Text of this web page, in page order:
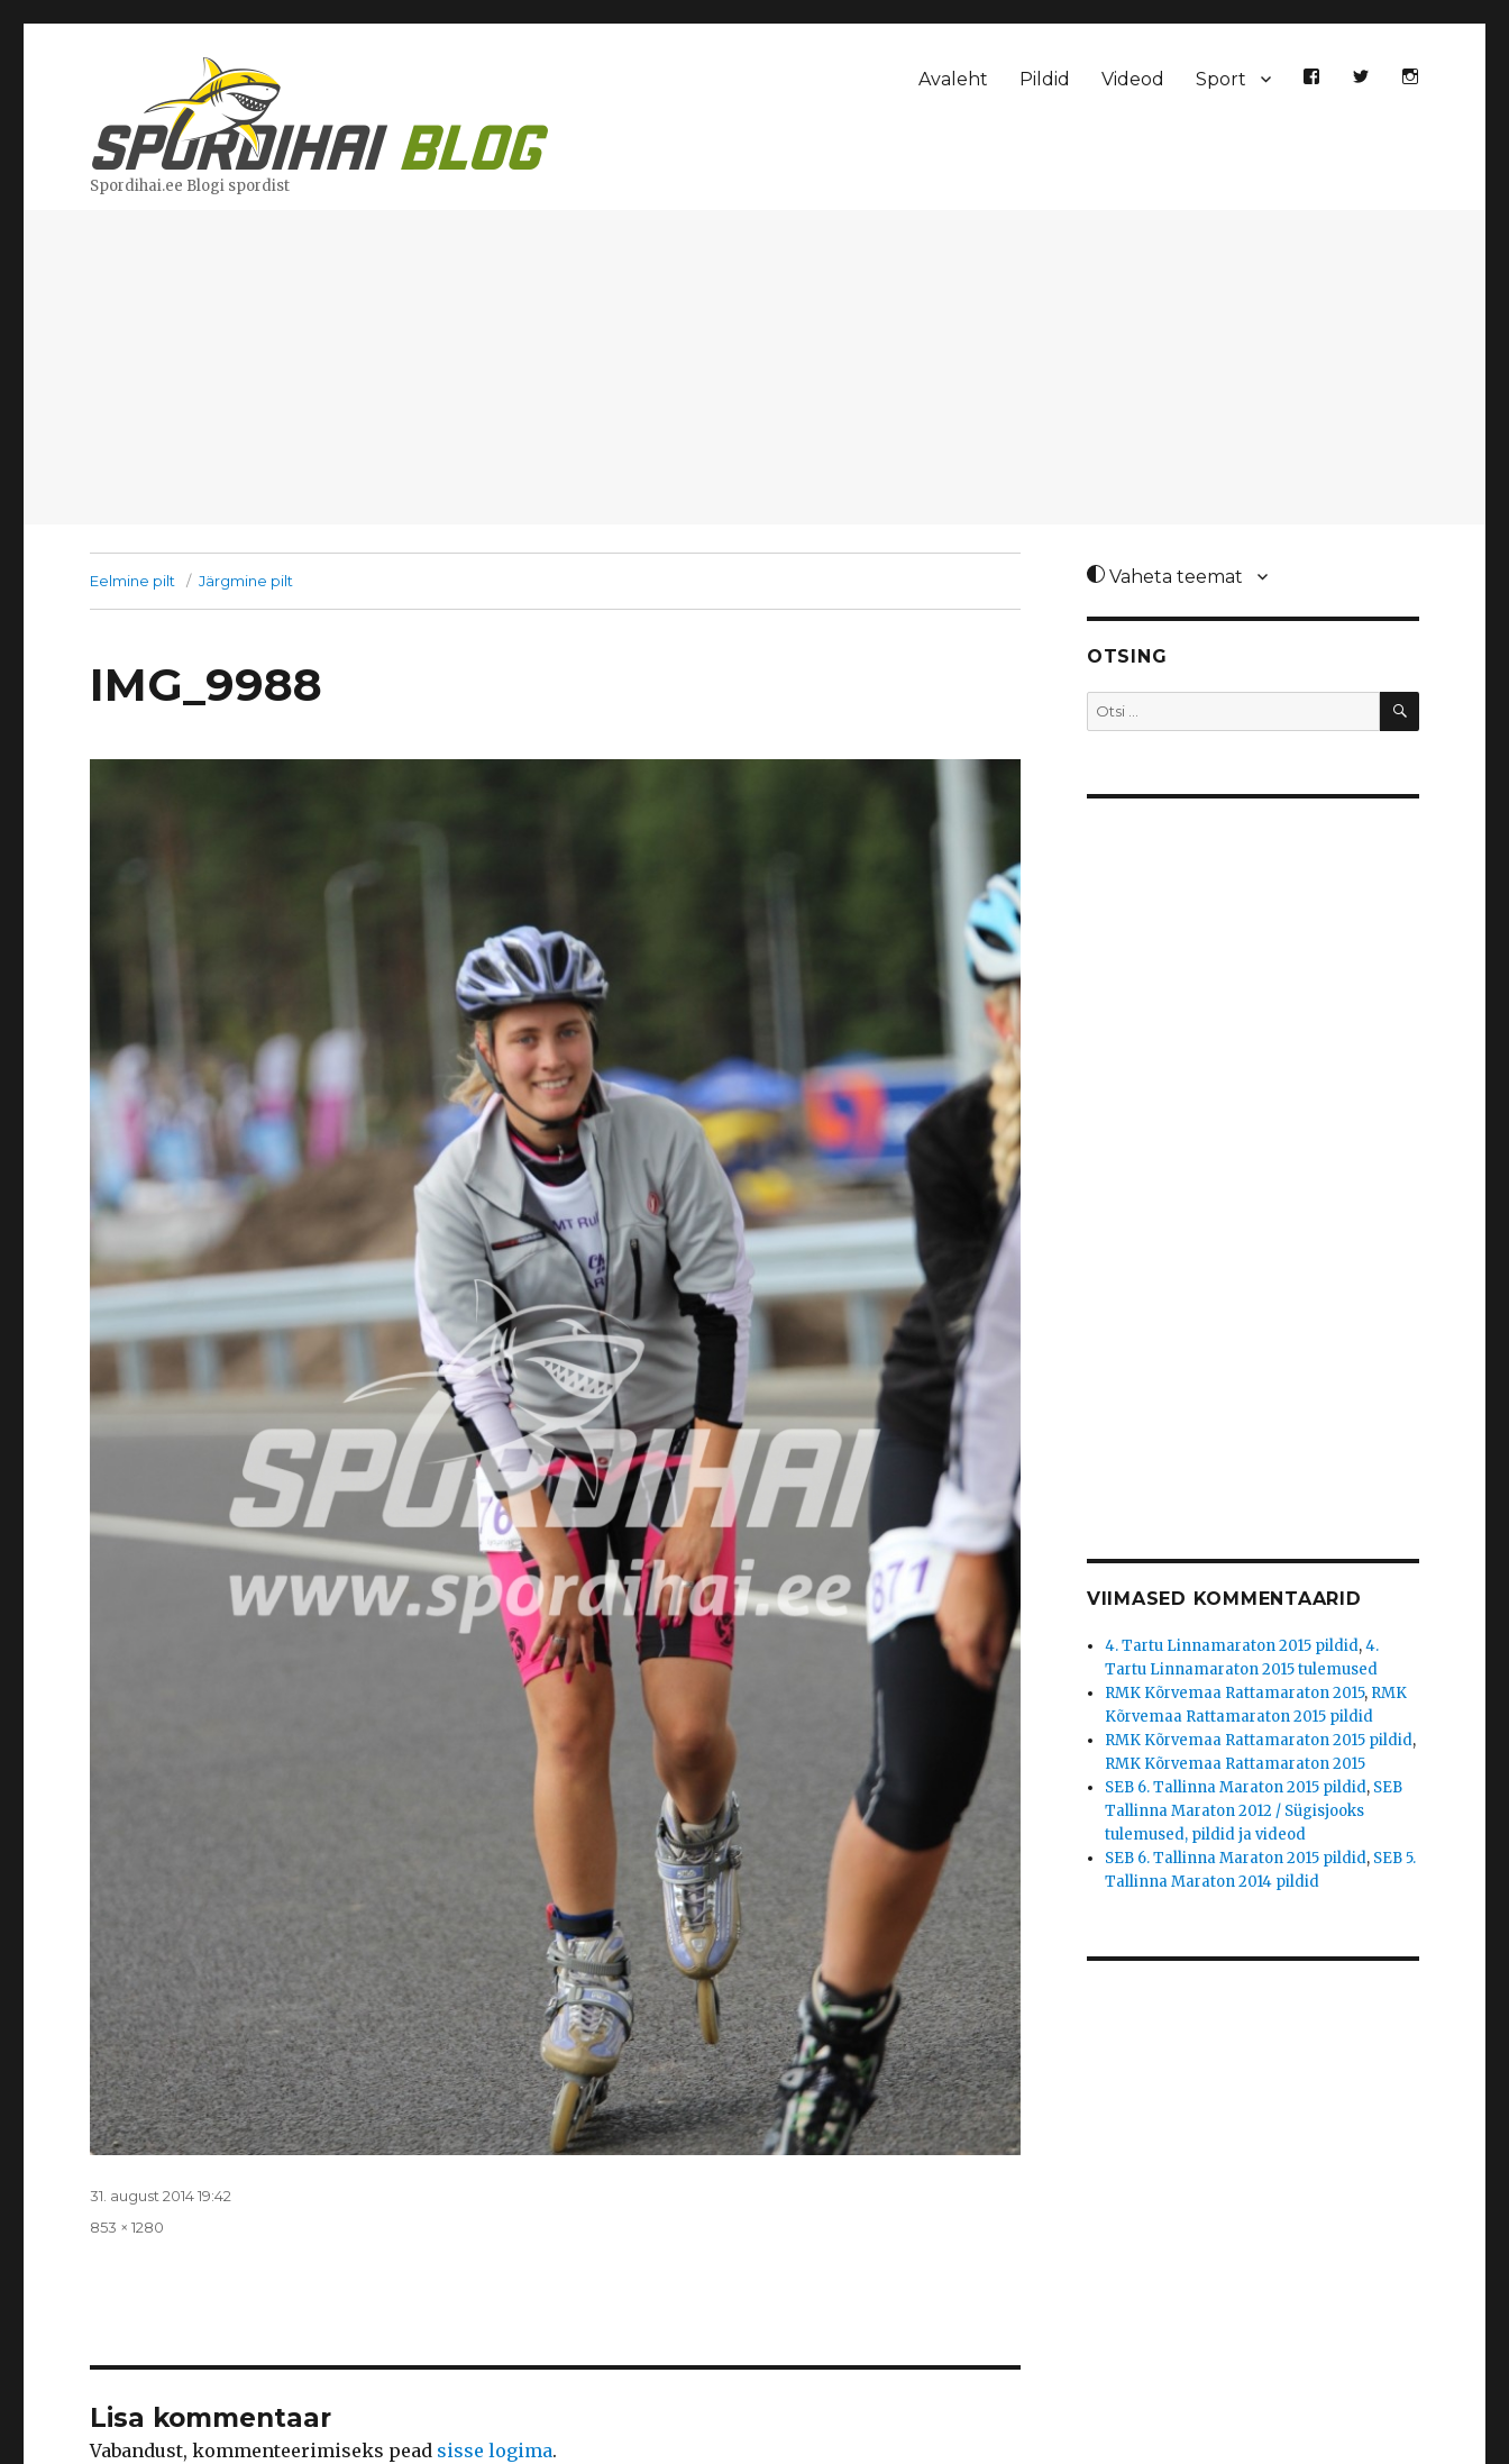
Spordihai.ee Blogi spordist
Avaleht Pildid Videod Sport
Eelmine pilt Järgmine pilt
IMG_9988
Postitatud
31. august 2014 19:42
Täissuurus
853 × 1280
Lisa kommentaar
Vabandust, kommenteerimiseks pead sisse logima.
Vaheta teemat
OTSING
Otsi: OTSI
VIIMASED KOMMENTAARID
4. Tartu Linnamaraton 2015 pildid,4.
Tartu Linnamaraton 2015 tulemused
RMK Kõrvemaa Rattamaraton 2015, RMK
Kõrvemaa Rattamaraton 2015 pildid
RMK Kõrvemaa Rattamaraton 2015 pildid,
RMK Kõrvemaa Rattamaraton 2015
SEB 6. Tallinna Maraton 2015 pildid, SEB
Tallinna Maraton 2012 / Sügisjooks
tulemused, pildid ja videod
SEB 6. Tallinna Maraton 2015 pildid, SEB 5.
Tallinna Maraton 2014 pildid